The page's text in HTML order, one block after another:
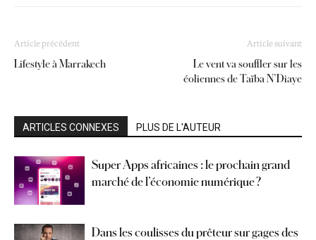
Article précédent
Lifestyle à Marrakech
Article suivant
Le vent va souffler sur les
éoliennes de Taïba N’Diaye
ARTICLES CONNEXES PLUS DE L'AUTEUR
Super Apps africaines : le prochain grand
marché de l’économie numérique ?
Dans les coulisses du prêteur sur gages des